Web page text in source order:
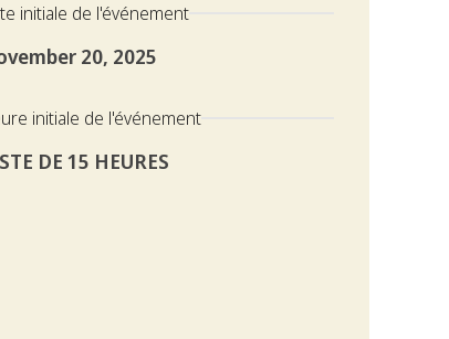
initiale de l'événement
20, 2025
initiale de l'événement
DE 15 HEURES